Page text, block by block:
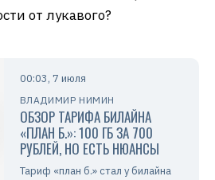
от лукавого?
00:03, 7 июля
ВЛАДИМИР НИМИН
ОБЗОР ТАРИФА БИЛАЙНА
«ПЛАН Б.»: 100 ГБ ЗА 700
РУБЛЕЙ, НО ЕСТЬ НЮАНСЫ
Тариф «план б.» стал у билайна